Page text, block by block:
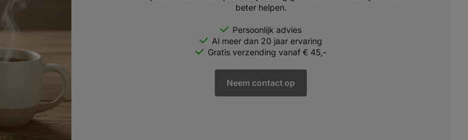
beter helpen.
Persoonlijk advies
Al meer dan 20 jaar ervaring
Gratis verzending vanaf € 45,-
Neem contact op